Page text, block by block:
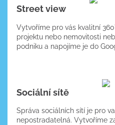
Street view
Vytvoříme pro vás kvalitní
projektu nebo nemovitosti
podniku a napojíme je do
Sociální sítě
Správa sociálních sítí je pro
nepostradatelná. Vytvoříme